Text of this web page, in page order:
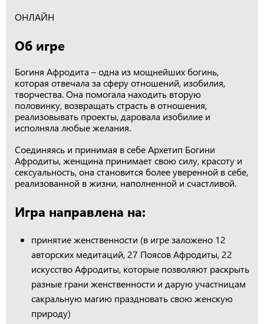
ОНЛАЙН
Об игре
Богиня Афродита – одна из мощнейших богинь,
которая отвечала за сферу отношений, изобилия,
творчества. Она помогала находить вторую
половинку, возвращать страсть в отношения,
реализовывать проекты, даровала изобилие и
исполняла любые желания.
Соединяясь и принимая в себе Архетип Богини
Афродиты, женщина принимает свою силу, красоту и
сексуальность, она становится более уверенной в себе,
реализованной в жизни, наполненной и счастливой.
Игра направлена на:
принятие женственности (в игре заложено 12
авторских медитаций, 27 Поясов Афродиты, 22
искусство Афродиты, которые позволяют раскрыть
разные грани женственности и дарую участницам
сакральную магию праздновать свою женскую
природу)